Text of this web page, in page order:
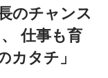
のチャンス
仕事も育
カタチ」